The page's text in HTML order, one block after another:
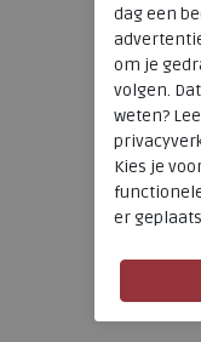
dag een
om je
volgen.
weten?
Kies je
er